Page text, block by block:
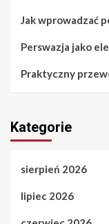
Jak wprowadzać
Perswazja jako
Praktyczny
Kategorie
sierpień 2026
lipiec 2026